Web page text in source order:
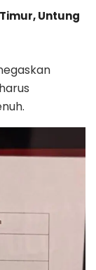
Untung